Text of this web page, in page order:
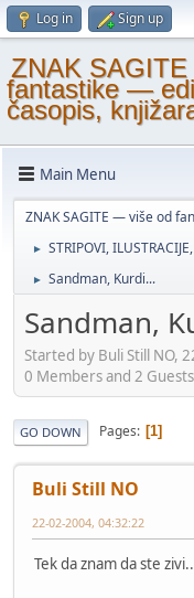
Log in Sign up
ZNAK
fantastike —
časopis,
Main Menu
ZNAK SAGITE — više od
► STRIPOVI,
► Sandman, Kurdi...
Sandman,
Started by Buli Still NO,
0 Members and 2
GO DOWN Pages 1
Buli Still NO
22-02-2004, 04:32:22
Tek da znam da ste